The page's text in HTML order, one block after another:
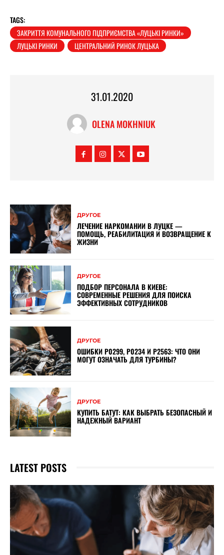
TAGS:
ЗАКРИТТЯ КОМУНАЛЬНОГО ПІДПРИЄМСТВА «ЛУЦЬКІ РИНКИ»
ЛУЦЬКІ РИНКИ
ЦЕНТРАЛЬНИЙ РИНОК ЛУЦЬКА
31.01.2020
OLENA MOKHNIUK
ДРУГОЕ
ЛЕЧЕНИЕ НАРКОМАНИИ В ЛУЦКЕ —
ПОМОЩЬ, РЕАБИЛИТАЦИЯ И ВОЗВРАЩЕНИЕ К
ЖИЗНИ
ДРУГОЕ
ПОДБОР ПЕРСОНАЛА В КИЕВЕ:
СОВРЕМЕННЫЕ РЕШЕНИЯ ДЛЯ ПОИСКА
ЭФФЕКТИВНЫХ СОТРУДНИКОВ
ДРУГОЕ
ОШИБКИ P0299, P0234 И P2563: ЧТО ОНИ
МОГУТ ОЗНАЧАТЬ ДЛЯ ТУРБИНЫ?
ДРУГОЕ
КУПИТЬ БАТУТ: КАК ВЫБРАТЬ БЕЗОПАСНЫЙ И
НАДЕЖНЫЙ ВАРИАНТ
LATEST POSTS